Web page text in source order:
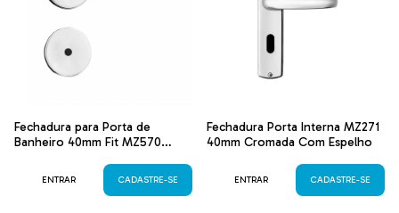
Fechadura para Porta de
Banheiro 40mm Fit MZ570
ENTRAR CADASTRE-SE
Fechadura Porta Interna MZ271
40mm Cromada Com Espelho
ENTRAR CADASTRE-SE